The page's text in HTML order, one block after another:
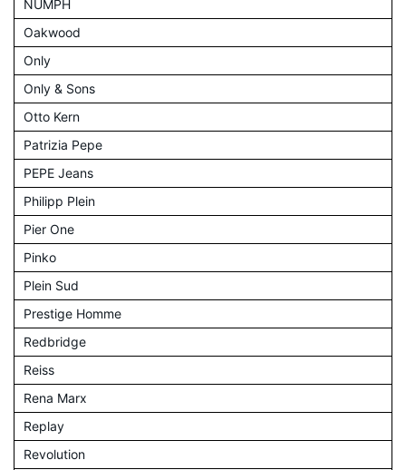
NÜMPH
Oakwood
Only
Only & Sons
Otto Kern
Patrizia Pepe
PEPE Jeans
Philipp Plein
Pier One
Pinko
Plein Sud
Prestige Homme
Redbridge
Reiss
Rena Marx
Replay
Revolution